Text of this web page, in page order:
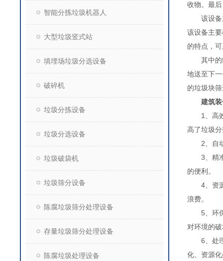
智能分拣垃圾机器人
大型垃圾竖式站
填埋场垃圾分选设备
破碎机
垃圾分拣设备
垃圾分选设备
垃圾破袋机
垃圾筛分设备
陈腐垃圾筛分处理设备
存量垃圾筛分处理设备
陈腐垃圾处理设备
收物。最
该设备主
该设备主
的特点，
其中的给
地送至下
的垃圾块
建筑
1、高效
高了垃圾
2、自动
3、精准
的便利。
4、资源
浪费。
5、环保
对环境的
6、处理
化、资源